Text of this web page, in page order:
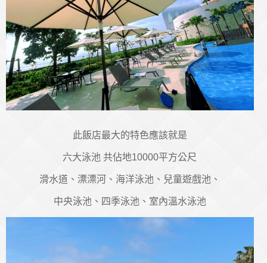
此飯店最大的特色應該就是
六大泳池 共佔地10000平方公尺
滑水道、漂漂河、海洋泳池、兒童遊戲池、
中央泳池、四季泳池、室內溫水泳池